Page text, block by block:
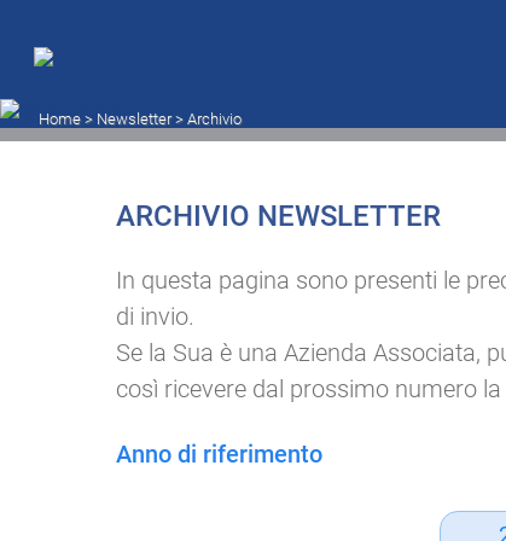
Home > Newsletter > Archivio
ARCHIVIO NEWSLETTER
In questa pagina sono presenti le
di invio.
Se la Sua è una Azienda Associata,
così ricevere dal prossimo numero
Anno di riferimento